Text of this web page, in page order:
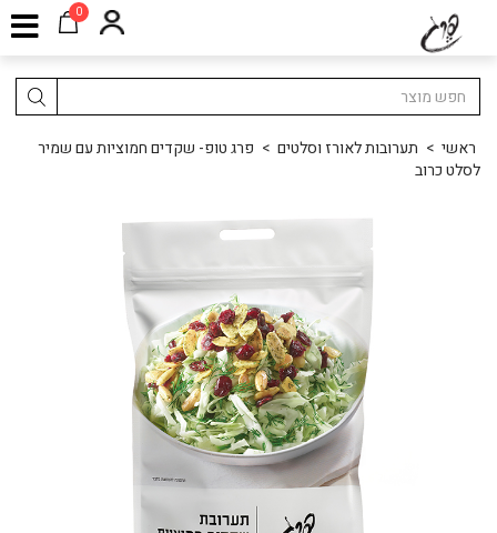
0
ראשי > תערובות לאורז וסלטים > פרג טופ- שקדים חמוציות עם שמיר
לסלט כרוב